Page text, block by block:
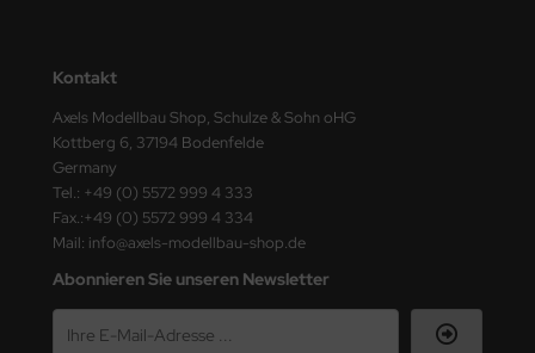
Kontakt
Axels Modellbau Shop, Schulze & Sohn oHG
Kottberg 6, 37194 Bodenfelde
Germany
Tel.: +49 (0) 5572 999 4 333
Fax.:+49 (0) 5572 999 4 334
Mail: info@axels-modellbau-shop.de
Abonnieren Sie unseren Newsletter
Models
Hobby / Gunze Sangyo
Beemax
Hobby